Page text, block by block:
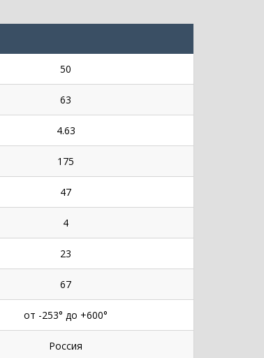
50
63
4.63
175
47
4
23
67
от -253° до +600°
Россия